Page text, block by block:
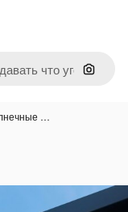
Поиск
…